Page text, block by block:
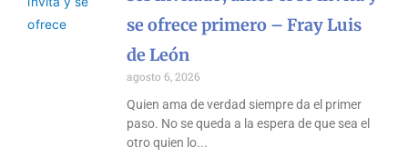
se ofrece primero – Fray Luis
de León
agosto 6, 2026
Quien ama de verdad siempre da el primer
paso. No se queda a la espera de que sea el
otro quien lo